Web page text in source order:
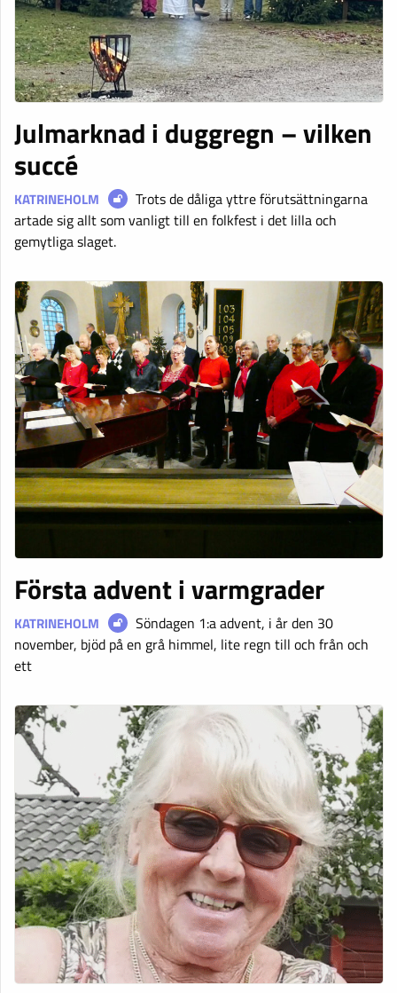
Julmarknad i duggregn – vilken
succé
KATRINEHOLM
Trots de dåliga yttre förutsättningarna
artade sig allt som vanligt till en folkfest i det lilla och
gemytliga slaget.
Första advent i varmgrader
KATRINEHOLM
Söndagen 1:a advent, i år den 30
november, bjöd på en grå himmel, lite regn till och från och
ett